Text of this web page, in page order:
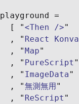
playground
<Then />
React Konva
Map
PureScript
ImageData
無測無用
ReScript